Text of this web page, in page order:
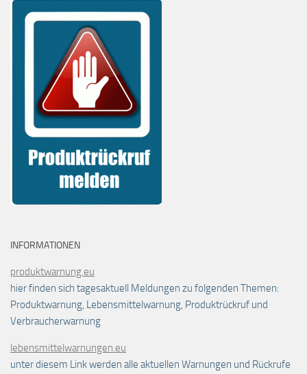
INFORMATIONEN
produktwarnung.eu
hier finden sich tagesaktuell Meldungen zu folgenden Themen:
Produktwarnung, Lebensmittelwarnung, Produktrückruf und
Verbraucherwarnung
lebensmittelwarnungen.eu
unter diesem Link werden alle aktuellen Warnungen und Rückrufe